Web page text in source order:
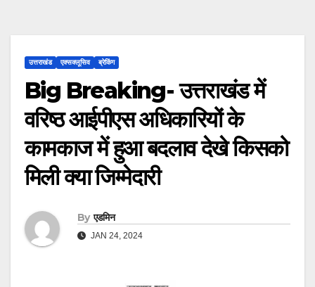
उत्तराखंड एक्सक्लूसिव ब्रेकिंग
Big Breaking- उत्तराखंड में
वरिष्ठ आईपीएस अधिकारियों के
कामकाज में हुआ बदलाव देखे किसको
मिली क्या जिम्मेदारी
By एडमिन
JAN 24, 2024